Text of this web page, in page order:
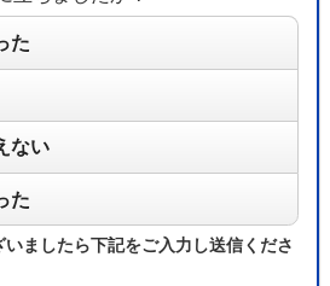
た
ない
た
ましたら下記をご入力し送信くださ